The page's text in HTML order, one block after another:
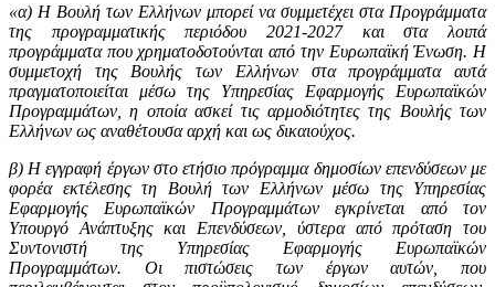
«α) Η Βουλή των Ελλήνων μπορεί να συμμετέχει στα Προγράμματα
της προγραμματικής περιόδου 2021-2027 και στα λοιπά
προγράμματα που χρηματοδοτούνται από την Ευρωπαϊκή Ένωση. Η
συμμετοχή της Βουλής των Ελλήνων στα προγράμματα αυτά
πραγματοποιείται μέσω της Υπηρεσίας Εφαρμογής Ευρωπαϊκών
Προγραμμάτων, η οποία ασκεί τις αρμοδιότητες της Βουλής των
Ελλήνων ως αναθέτουσα αρχή και ως δικαιούχος.
β) Η εγγραφή έργων στο ετήσιο πρόγραμμα δημοσίων επενδύσεων με
φορέα εκτέλεσης τη Βουλή των Ελλήνων μέσω της Υπηρεσίας
Εφαρμογής Ευρωπαϊκών Προγραμμάτων εγκρίνεται από τον
Υπουργό Ανάπτυξης και Επενδύσεων, ύστερα από πρόταση του
Συντονιστή της Υπηρεσίας Εφαρμογής Ευρωπαϊκών
Προγραμμάτων. Οι πιστώσεις των έργων αυτών, που